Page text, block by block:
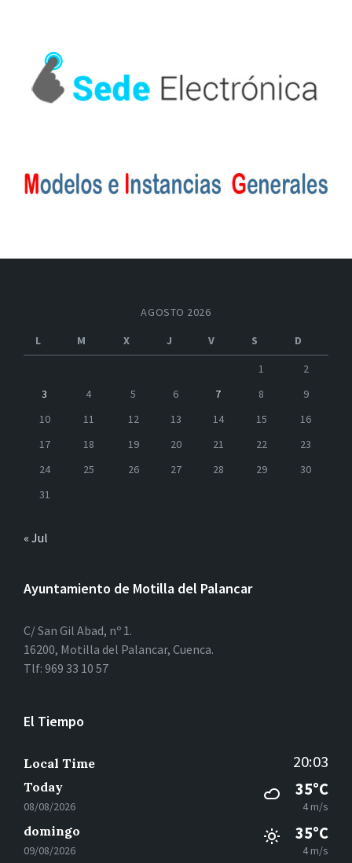
AGOSTO 2026
L
M X J V S
D
1
2
3
4 5 6 7 8
9
10
11 12 13 14 15
16
17
18 19 20 21 22
23
24
25 26 27 28 29
30
31
« Jul
Ayuntamiento de Motilla del Palancar
C/ San Gil Abad, nº 1.
16200, Motilla del Palancar, Cuenca.
Tlf: 969 33 10 57
El Tiempo
Local Time 20:03
Today
08/08/2026
35°C
4 m/s
domingo
09/08/2026
35°C
4 m/s